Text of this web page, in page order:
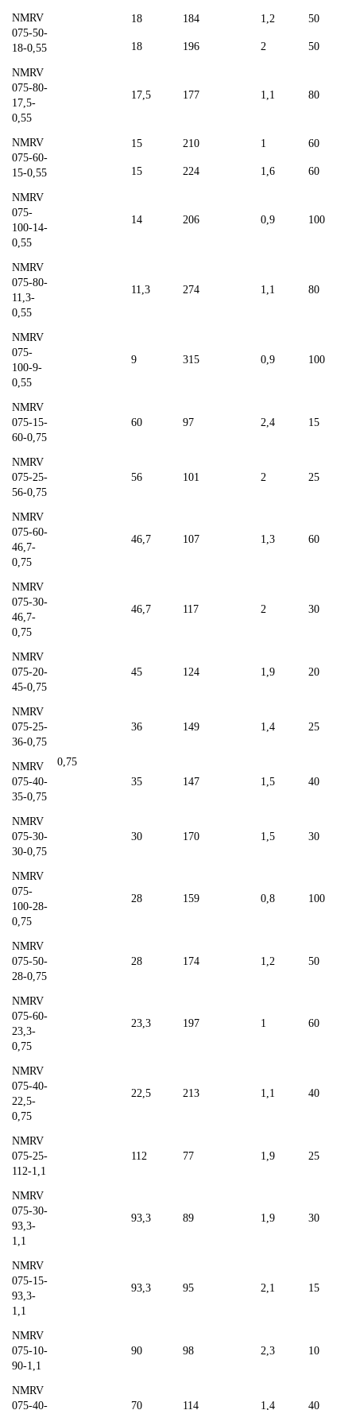
NMRV
075-50-
18-0,55
18 184 1,2 50
18 196 2 50
NMRV
075-80-
17,5-
0,55
17,5 177 1,1 80
NMRV
075-60-
15-0,55
15 210 1 60
15 224 1,6 60
NMRV
075-
100-14-
0,55
14 206 0,9 100
NMRV
075-80-
11,3-
0,55
11,3 274 1,1 80
NMRV
075-
100-9-
0,55
9 315 0,9 100
NMRV
075-15-
60-0,75
0,75
60 97 2,4 15
NMRV
075-25-
56-0,75
56 101 2 25
NMRV
075-60-
46,7-
0,75
46,7 107 1,3 60
NMRV
075-30-
46,7-
0,75
46,7 117 2 30
NMRV
075-20-
45-0,75
45 124 1,9 20
NMRV
075-25-
36-0,75
36 149 1,4 25
NMRV
075-40-
35-0,75
35 147 1,5 40
NMRV
075-30-
30-0,75
30 170 1,5 30
NMRV
075-
100-28-
0,75
28 159 0,8 100
NMRV
075-50-
28-0,75
28 174 1,2 50
NMRV
075-60-
23,3-
0,75
23,3 197 1 60
NMRV
075-40-
22,5-
0,75
22,5 213 1,1 40
NMRV
075-25-
112-1,1
112 77 1,9 25
NMRV
075-30-
93,3-
1,1
93,3 89 1,9 30
NMRV
075-15-
93,3-
1,1
93,3 95 2,1 15
NMRV
075-10-
90-1,1
90 98 2,3 10
NMRV
075-40-
70 114 1,4 40